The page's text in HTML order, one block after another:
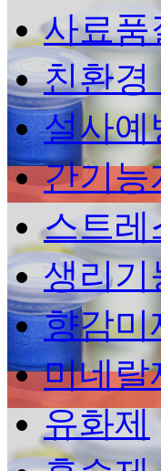
사료품
친환경
설사예
간기능
스트레
생리기
향감미
미네랄
유화제